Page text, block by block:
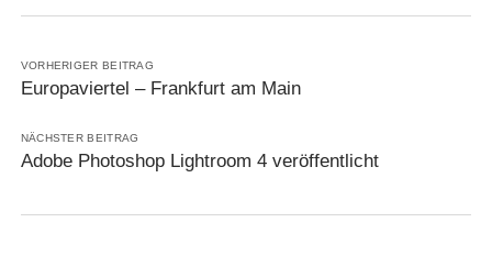
VORHERIGER BEITRAG
Europaviertel – Frankfurt am Main
NÄCHSTER BEITRAG
Adobe Photoshop Lightroom 4 veröffentlicht